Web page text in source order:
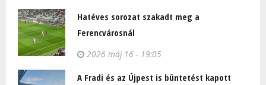
Hatéves sorozat szakadt meg a
Ferencvárosnál
2026 máj 16 - 19:05
A Fradi és az Újpest is büntetést kapott